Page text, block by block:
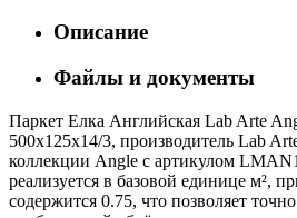
Описание
Файлы и документы
Паркет Елка Английская Lab Arte
500х125х14/3, производитель Lab
коллекции Angle с артикулом
реализуется в базовой единице м²,
содержится 0.75, что позволяет